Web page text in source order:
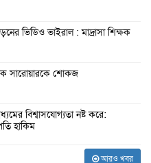
ভিডিও ভাইরাল : মাদ্রাসা শিক্ষক
সারোয়ারকে শোকজ
বিশ্বাসযোগ্যতা নষ্ট করে:
হাকিম
আরও খবর